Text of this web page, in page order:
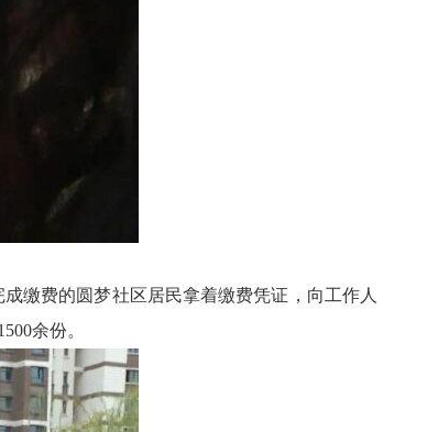
缴费的圆梦社区居民拿着缴费凭证，向工作人
余份。